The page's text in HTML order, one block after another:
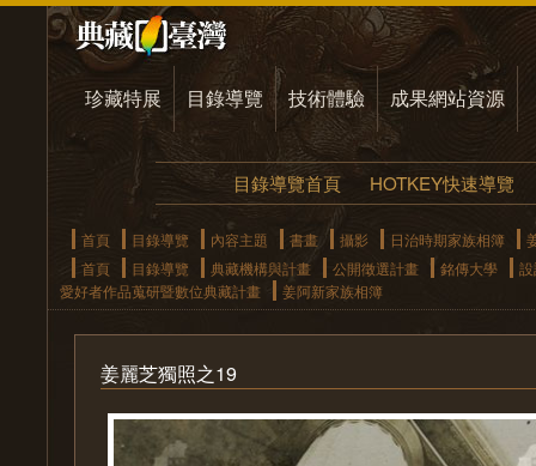
珍藏特展 目錄導覽 技術體驗 成果網站資源
目錄導覽首頁 HOTKEY快速導覽
首頁 目錄導覽 內容主題 書畫 攝影 日治時期家族相簿
首頁
目錄導覽 典藏機構與計畫 公開徵選計畫 銘傳大學
愛好者作品蒐研暨數位典藏計畫
姜阿新家族相簿
姜麗芝獨照之19